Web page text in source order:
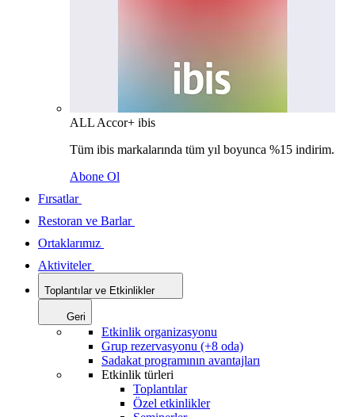
ALL Accor+ ibis
Tüm ibis markalarında tüm yıl boyunca %15 indirim.
Abone Ol
Fırsatlar
Restoran ve Barlar
Ortaklarımız
Aktiviteler
Toplantılar ve Etkinlikler
Geri
Etkinlik organizasyonu
Grup rezervasyonu (+8 oda)
Sadakat programının avantajları
Etkinlik türleri
Toplantılar
Özel etkinlikler